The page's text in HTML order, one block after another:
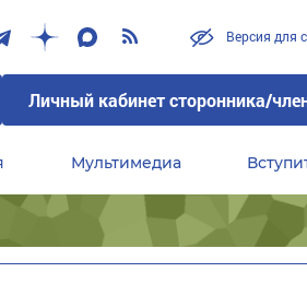
Версия для
Личный кабинет сторонника/
Мультимедиа